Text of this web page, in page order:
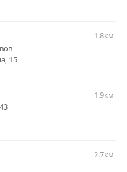
1.8км
15
1.9км
2.7км